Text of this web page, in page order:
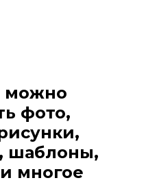
можно
фото,
шаблоны,
многое